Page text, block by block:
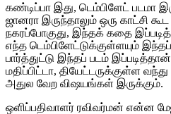
கண்டிப்பா இது, டெம்பிளேட் படமா
ஜானரா இருந்தாலும் ஒரு காட்சி
நகரப்போகுது, இந்தக் கதை
எந்த டெம்பிளேட்டுக்குள்ளயும்
பார்த்துட்டு இந்தப் படம்
மதிப்பிட்டா, தியேட்டருக்குள்ள
அதுல வேற விஷயங்கள் இருக்கும்.
ஒளிப்பதிவாளர் ரவிவர்மன் என்ன